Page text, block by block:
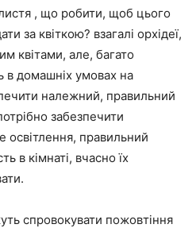
, що робити, щоб цього
за квіткою? взагалі орхідеї,
квітами, але, багато
в домашніх умовах на
належний, правильний
забезпечити
освітлення, правильний
в кімнаті, вчасно їх
спровокувати пожовтіння